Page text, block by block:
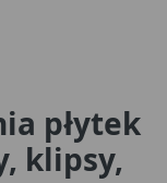
płytek
klipsy,